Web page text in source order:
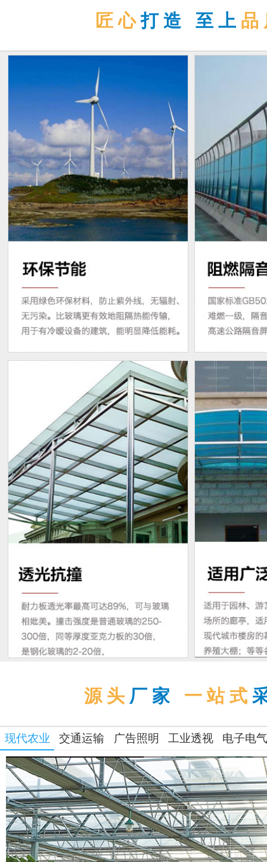
匠心打造 至上
源头 厂家 一站式
现代农业 交通运输 广告照明 工业透视 电子电